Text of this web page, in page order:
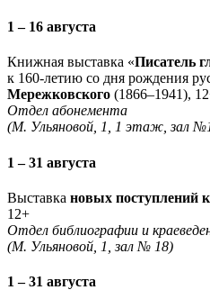
1 – 16 августа
Книжная выставка «Писатель
к 160-летию со дня рождения
Мережковского (1866–1941),
Отдел абонемента
(М. Ульяновой, 1, 1 этаж, зал
1 – 31 августа
Выставка новых поступлений
12+
Отдел библиографии и
(М. Ульяновой, 1, зал № 18)
1 – 31 августа